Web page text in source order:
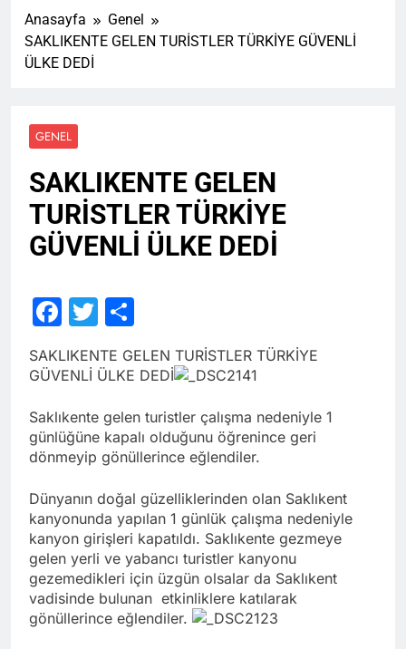
Anasayfa
Genel
SAKLIKENTE GELEN TURİSTLER TÜRKİYE GÜVENLİ
ÜLKE DEDİ
GENEL
SAKLIKENTE GELEN
TURİSTLER TÜRKİYE
GÜVENLİ ÜLKE DEDİ
Facebook
Twitter
SAKLIKENTE GELEN TURİSTLER TÜRKİYE
GÜVENLİ ÜLKE DEDİ
Saklıkente gelen turistler çalışma nedeniyle 1
günlüğüne kapalı olduğunu öğrenince geri
dönmeyip gönüllerince eğlendiler.
Dünyanın doğal güzelliklerinden olan Saklıkent
kanyonunda yapılan 1 günlük çalışma nedeniyle
kanyon girişleri kapatıldı. Saklıkente gezmeye
gelen yerli ve yabancı turistler kanyonu
gezemedikleri için üzgün olsalar da Saklıkent
vadisinde bulunan etkinliklere katılarak
gönüllerince eğlendiler.